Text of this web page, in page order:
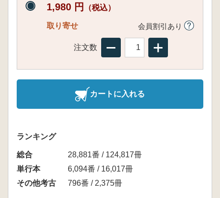
1,980 円 （税込）
取り寄せ 会員割引あり
注文数
カートに入れる
ランキング
総合
28,881番 / 124,817冊
単行本
6,094番 / 16,017冊
その他考古
796番 / 2,375冊